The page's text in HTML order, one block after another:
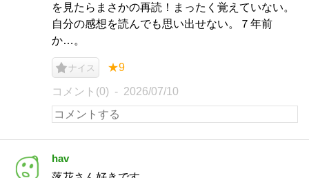
を見たらまさかの再読！まったく覚えていない。
自分の感想を読んでも思い出せない。７年前
か…。
ナイス ★9
コメント(0) 2026/07/10
hav